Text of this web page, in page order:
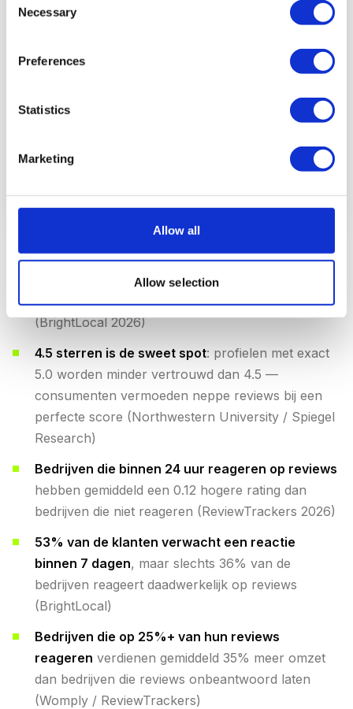
Selection
Necessary
Preferences
Statistics
Marketing
Allow all
Allow selection
34% CTR
3.5 sterren 19% CTR
9% CTR
CTR Study
Bedrijven met 50+ Google reviews hebben 266%
om in het Local Pack te verschijnen
dan bedrijven met minder dan 10 reviews
(BrightLocal 2026)
4.5 sterren is de sweet spot: profielen met exact
5.0 worden minder vertrouwd dan 4.5 —
consumenten vermoeden neppe reviews bij een
perfecte score (Northwestern University / Spiegel
Research)
Bedrijven die binnen 24 uur reageren op reviews
hebben gemiddeld een 0.12 hogere rating dan
bedrijven die niet reageren (ReviewTrackers 2026)
53% van de klanten verwacht een reactie
binnen 7 dagen, maar slechts 36% van de
bedrijven reageert daadwerkelijk op reviews
(BrightLocal)
Bedrijven die op 25%+ van hun reviews
reageren verdienen gemiddeld 35% meer omzet
dan bedrijven die reviews onbeantwoord laten
(Womply / ReviewTrackers)